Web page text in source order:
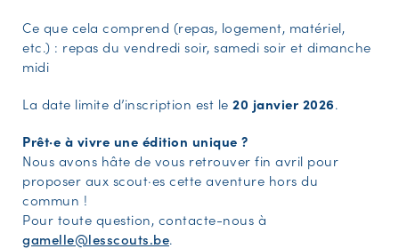
Ce que cela comprend (repas, logement, matériel,
etc.) : repas du vendredi soir, samedi soir et dimanche
midi
La date limite d’inscription est le 20 janvier 2026.
Prêt·e à vivre une édition unique ?
Nous avons hâte de vous retrouver fin avril pour
proposer aux scout·es cette aventure hors du
commun !
Pour toute question, contacte-nous à
gamelle@lesscouts.be.